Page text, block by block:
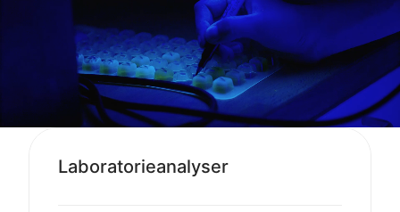
Laboratorieanalyser